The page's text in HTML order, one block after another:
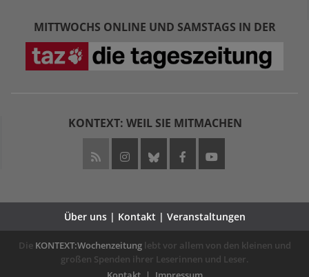
MITTWOCHS ONLINE UND SAMSTAGS IN DER
KONTEXT: WEIL SIE MITMACHEN
Über uns | Kontakt | Veranstaltungen
Die KONTEXT:Wochenzeitunglebt vor allem von den kleinen und
großen Spenden ihrer Leserinnen und Leser.